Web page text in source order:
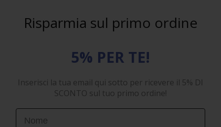
Risparmia sul primo ordine
5% PER TE!
Inserisci la tua email qui sotto per ricevere il 5% DI
SCONTO sul tuo primo ordine!
First Name